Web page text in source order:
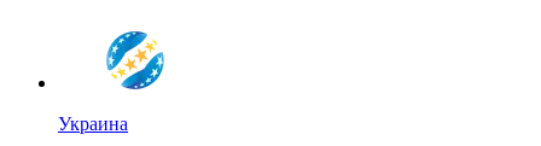
Украина